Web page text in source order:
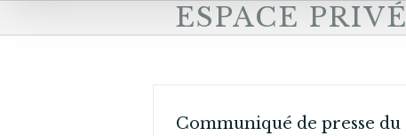
ESPACE PRIVÉ
Communiqué de presse du